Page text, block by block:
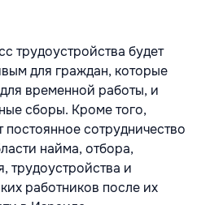
трудоустройства будет
для граждан, которые
временной работы, и
сборы. Кроме того,
сотрудничество
найма, отбора,
трудоустройства и
работников после их